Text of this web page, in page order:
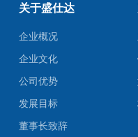
关于盛仕达
企业概况
企业文化
公司优势
发展目标
董事长致辞